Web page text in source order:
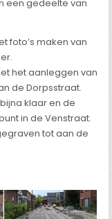
een gedeelte van
foto’s maken van
het aanleggen van
de Dorpsstraat.
klaar en de
in de Venstraat.
tot aan de